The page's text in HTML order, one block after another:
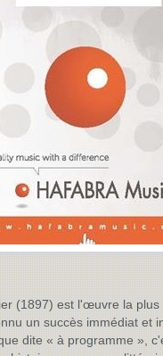
(1897) est l'œuvre la plus
un succès immédiat et
dite « à programme »,